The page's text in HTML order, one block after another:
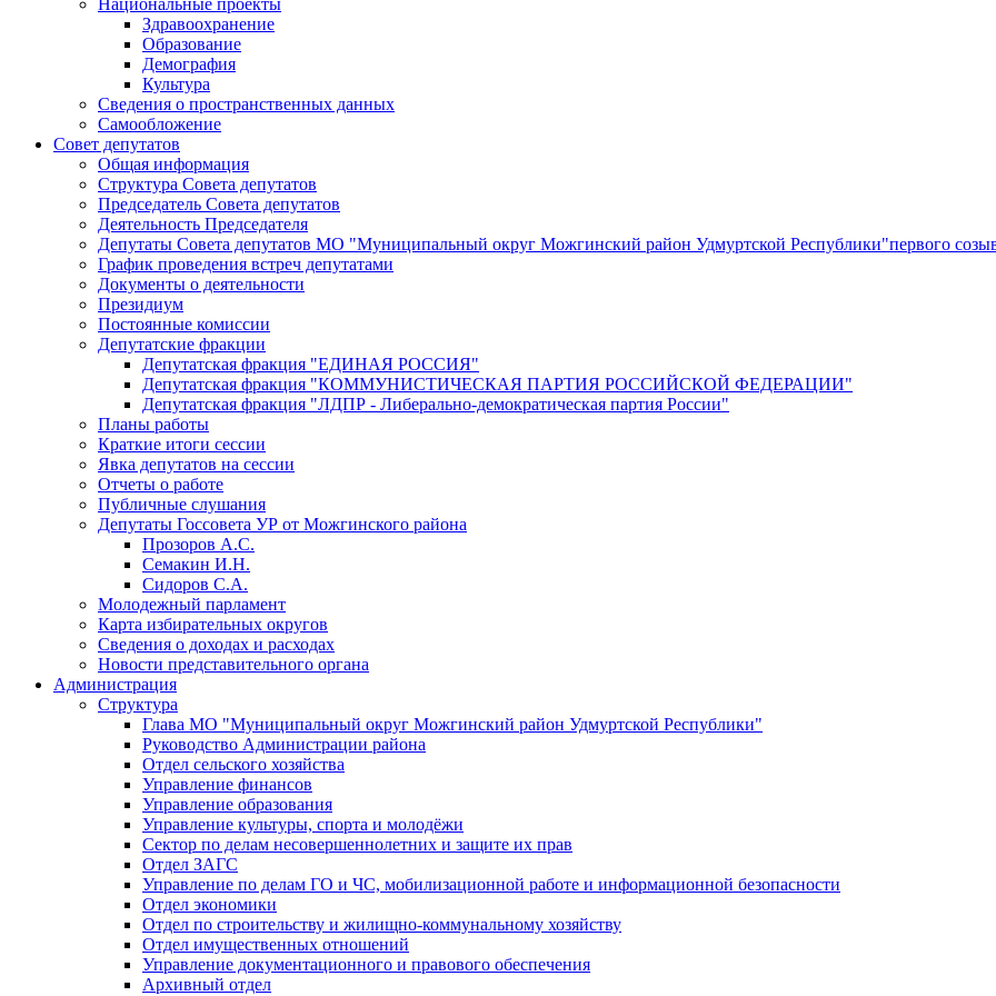
Здравоохранение
Образование
Демография
Культура
Сведения о пространственных данных
Самообложение
Совет депутатов
Общая информация
Структура Совета депутатов
Председатель Совета депутатов
Деятельность Председателя
Депутаты Совета депутатов МО "Муниципальный округ Можгинский район Удмуртской Республики"первого
График проведения встреч депутатами
Документы о деятельности
Президиум
Постоянные комиссии
Депутатские фракции
Депутатская фракция "ЕДИНАЯ РОССИЯ"
Депутатская фракция "КОММУНИСТИЧЕСКАЯ ПАРТИЯ РОССИЙСКОЙ ФЕДЕРАЦИИ"
Депутатская фракция "ЛДПР - Либерально-демократическая партия России"
Планы работы
Краткие итоги сессии
Явка депутатов на сессии
Отчеты о работе
Публичные слушания
Депутаты Госсовета УР от Можгинского района
Прозоров А.С.
Семакин И.Н.
Сидоров С.А.
Молодежный парламент
Карта избирательных округов
Сведения о доходах и расходах
Новости представительного органа
Администрация
Структура
Глава МО "Муниципальный округ Можгинский район Удмуртской Республики"
Руководство Администрации района
Отдел сельского хозяйства
Управление финансов
Управление образования
Управление культуры, спорта и молодёжи
Сектор по делам несовершеннолетних и защите их прав
Отдел ЗАГС
Управление по делам ГО и ЧС, мобилизационной работе и информационной безопасности
Отдел экономики
Отдел по строительству и жилищно-коммунальному хозяйству
Отдел имущественных отношений
Управление документационного и правового обеспечения
Архивный отдел